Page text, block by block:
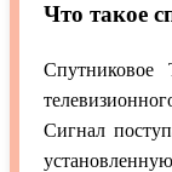
Что такое
Сигнал